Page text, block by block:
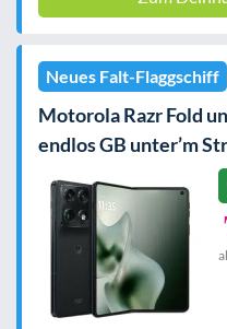
Neues Falt-Flaggschiff
Motorola Razr Fold
endlos GB unter’m